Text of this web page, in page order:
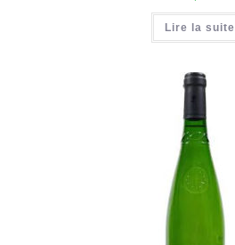
Lire la suite